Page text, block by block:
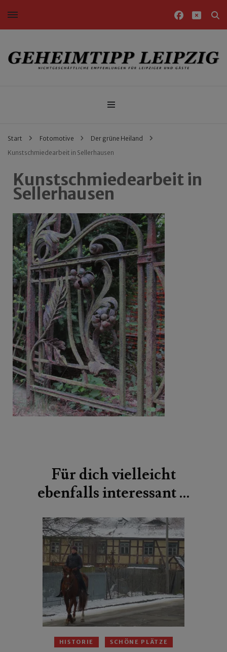
Nichtgeschäftliche Empfehlungen für Leipziger und Gäste
Start Fotomotive
Der grüne Heiland
Kunstschmiedearbeit in Sellerhausen
Kunstschmiedearbeit in
Sellerhausen
Für dich vielleicht
ebenfalls interessant …
HISTORIE SCHÖNE PLÄTZE